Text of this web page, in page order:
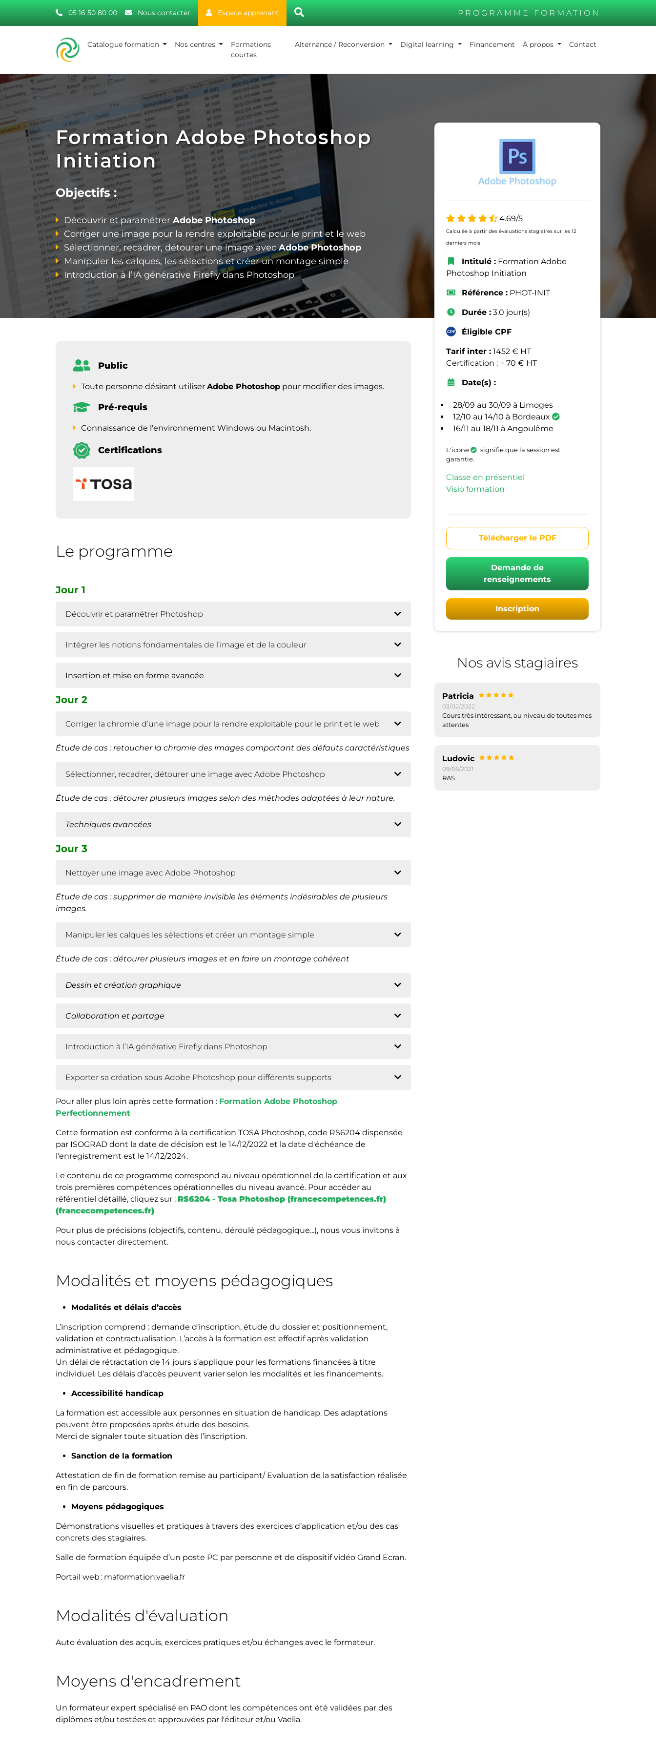
05 16 50 80 00 Nous contacter Espace apprenant PROGRAMME FORMATION
Catalogue formation Nos centres
Formations
courtes
Alternance / Reconversion Digital learning Financement À propos Contact
Formation Adobe Photoshop
Initiation
Objectifs :
Découvrir et paramétrer Adobe Photoshop
Corriger une image pour la rendre exploitable pour le print et le web
Sélectionner, recadrer, détourer une image avecAdobe Photoshop
Manipuler les calques, les sélections et créer un montage simple
Introduction à l’IA générative Firefly dans Photoshop
Public
Toute personne désirant utiliser Adobe Photoshop pour modifier des images.
Pré-requis
Connaissance de l'environnement Windows ou Macintosh.
Certifications
Le programme
Jour 1
Découvrir et paramétrer Photoshop
Intégrer les notions fondamentales de l’image et de la couleur
Insertion et mise en forme avancée
Jour 2
Corriger la chromie d’une image pour la rendre exploitable pour le print et le web
Étude de cas : retoucher la chromie des images comportant des défauts caractéristiques
Sélectionner, recadrer, détourer une image avec Adobe Photoshop
Étude de cas : détourer plusieurs images selon des méthodes adaptées à leur nature.
Techniques avancées
Jour 3
Nettoyer une image avec Adobe Photoshop
Étude de cas : supprimer de manière invisible les éléments indésirables de plusieurs
images.
Manipuler les calques les sélections et créer un montage simple
Étude de cas : détourer plusieurs images et en faire un montage cohérent
Dessin et création graphique
Collaboration et partage
Introduction à l’IA générative Firefly dans Photoshop
Exporter sa création sous Adobe Photoshop pour différents supports
Pour aller plus loin après cette formation : Formation Adobe Photoshop
Perfectionnement
Cette formation est conforme à la certification TOSA Photoshop, code RS6204 dispensée
par ISOGRAD dont la date de décision est le 14/12/2022 et la date d'échéance de
l'enregistrement est le 14/12/2024.
Le contenu de ce programme correspond au niveau opérationnel de la certification et aux
trois premières compétences opérationnelles du niveau avancé. Pour accéder au
référentiel détaillé, cliquez sur : RS6204 - Tosa Photoshop (francecompetences.fr)
(francecompetences.fr)
Pour plus de précisions (objectifs, contenu, déroulé pédagogique...), nous vous invitons à
nous contacter directement.
Modalités et moyens pédagogiques
Modalités et délais d’accès
L’inscription comprend : demande d’inscription, étude du dossier et positionnement,
validation et contractualisation. L’accès à la formation est effectif après validation
administrative et pédagogique.
Un délai de rétractation de 14 jours s’applique pour les formations financées à titre
individuel. Les délais d’accès peuvent varier selon les modalités et les financements.
Accessibilité handicap
La formation est accessible aux personnes en situation de handicap. Des adaptations
peuvent être proposées après étude des besoins.
Merci de signaler toute situation dès l’inscription.
Sanction de la formation
Attestation de fin de formation remise au participant/ Evaluation de la satisfaction réalisée
en fin de parcours.
Moyens pédagogiques
Démonstrations visuelles et pratiques à travers des exercices d’application et/ou des cas
concrets des stagiaires.
Salle de formation équipée d’un poste PC par personne et de dispositif vidéo Grand Ecran.
Portail web : maformation.vaelia.fr
Modalités d'évaluation
Auto évaluation des acquis, exercices pratiques et/ou échanges avec le formateur.
Moyens d'encadrement
Un formateur expert spécialisé en PAO dont les compétences ont été validées par des
diplômes et/ou testées et approuvées par l'éditeur et/ou Vaelia.
4.69/5
Calculée à partir des évaluations stagiaires sur les 12
derniers mois
Intitulé : Formation Adobe
Photoshop Initiation
Référence : PHOT-INIT
Durée : 3.0 jour(s)
Éligible CPF
Tarif inter : 1452 € HT
Certification : + 70 € HT
Date(s) :
28/09 au 30/09 à Limoges
12/10 au 14/10 à Bordeaux
16/11 au 18/11 à Angoulême
L'icone
signifie que la session est
garantie.
Classe en présentiel
Visio formation
Télécharger le PDF
Demande de
renseignements
Inscription
Nos avis stagiaires
Patricia
03/02/2022
Cours très intéressant, au niveau de toutes mes
attentes
Ludovic
09/06/2021
RAS